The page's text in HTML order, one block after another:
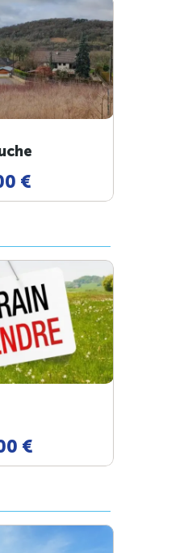
€
€